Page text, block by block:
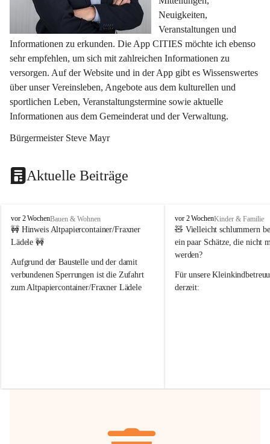
Neuigkeiten,
Veranstaltungen und
Informationen zu erkunden. Die App CITIES möchte ich ebenso
sehr empfehlen, um sich mit zahlreichen Informationen zu
versorgen. Auf der Website und in der App gibt es Wissenswertes
über unser Vereinsleben, Angebote aus dem kulturellen und
sportlichen Leben, Veranstaltungstermine sowie aktuelle
Informationen aus dem Gemeinderat und der Verwaltung.
Bürgermeister Steve Mayr
Aktuelle Beiträge
F
r
a
e
r
n
vor 2 WochenBauen & Wohnen
🚧 Hinweis Altpapiercontainer/Fraxner
Lädele 🚧
Aufgrund der Baustelle und der damit
verbundenen Sperrungen ist die Zufahrt
zum Altpapiercontainer/Fraxner Lädele
Hilfsbereitschaft!
F
r
a
x
r
n
vor 2 WochenKinder & Familie
🧸 Vielleicht schlummern
ein paar Schätze, die nicht
werden?
Für unsere
derzeit: